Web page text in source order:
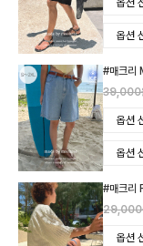
#매크리
39,000
#매크리
29,000